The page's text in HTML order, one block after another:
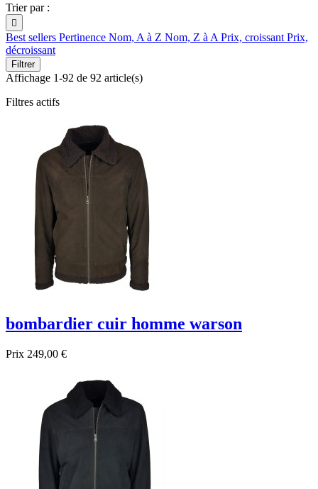
Trier par :

Best sellers Pertinence Nom, A à Z Nom, Z à A Prix, croissant Prix,
décroissant
Filtrer
Affichage 1-92 de 92 article(s)
Filtres actifs
bombardier cuir homme warson
Prix 249,00 €